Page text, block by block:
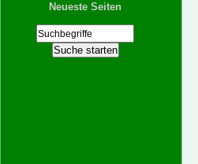
Neueste Seiten